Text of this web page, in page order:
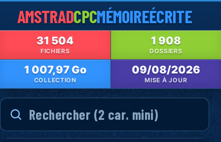
AMSTRADCPCMÉMOIREÉCRITE
31 504
FICHIERS
1 908
DOSSIERS
1 007,97 Go
COLLECTION
09/08/2026
MISE À JOUR